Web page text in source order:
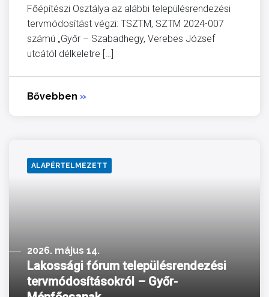
Főépítészi Osztálya az alábbi településrendezési
tervmódosítást végzi: TSZTM, SZTM 2024-007
számú „Győr – Szabadhegy, Verebes József
utcától délkeletre […]
Bővebben »
ALAPÉRTELMEZETT
2026. május 14.
Lakossági fórum településrendezési
tervmódosításokról – Győr-